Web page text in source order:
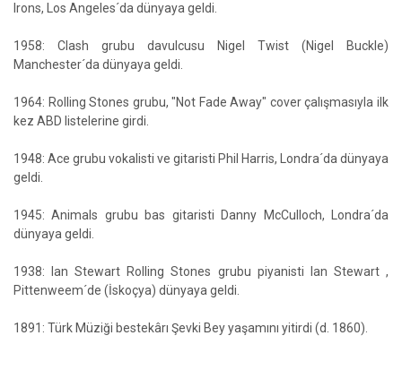
Irons, Los Angeles´da dünyaya geldi.
1958: Clash grubu davulcusu Nigel Twist (Nigel Buckle)
Manchester´da dünyaya geldi.
1964: Rolling Stones grubu, "Not Fade Away" cover çalışmasıyla ilk
kez ABD listelerine girdi.
1948: Ace grubu vokalisti ve gitaristi Phil Harris, Londra´da dünyaya
geldi.
1945: Animals grubu bas gitaristi Danny McCulloch, Londra´da
dünyaya geldi.
1938: Ian Stewart Rolling Stones grubu piyanisti Ian Stewart ,
Pittenweem´de (İskoçya) dünyaya geldi.
1891: Türk Müziği bestekârı Şevki Bey yaşamını yitirdi (d. 1860).